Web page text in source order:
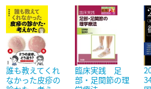
誰も教えてくれ
なかった皮疹の
臨床実践 足
部・足関節の理